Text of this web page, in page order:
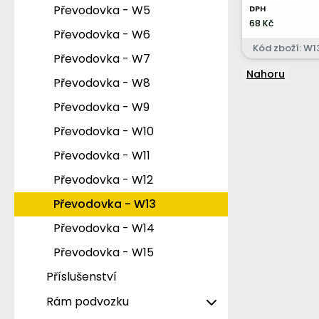
Hydraulika - Hy17
Kabina - F10
Kabina - F11
Kabina - F12
Kabina - F13
Kabina - F14
Motor - M8
Motor - M9
Motor - M10
Motor - M11
Motor - M12
Motor - M13
Motor - M14
Motor - M15
Motor - M16
Motor - M17
Motor - M22
Motor - M23
Motor - M24
Přední náprava - V8
Převodovka - W5
Převodovka - W6
Převodovka - W7
Převodovka - W8
Převodovka - W9
Převodovka - W10
Převodovka - W11
Převodovka - W12
Převodovka - W13
Převodovka - W14
Převodovka - W15
Příslušenství
Rám podvozku
DPH
68 Kč
Kód zboží:
Nahoru